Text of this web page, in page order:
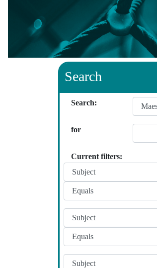
Search
Search:
for
Current filters: